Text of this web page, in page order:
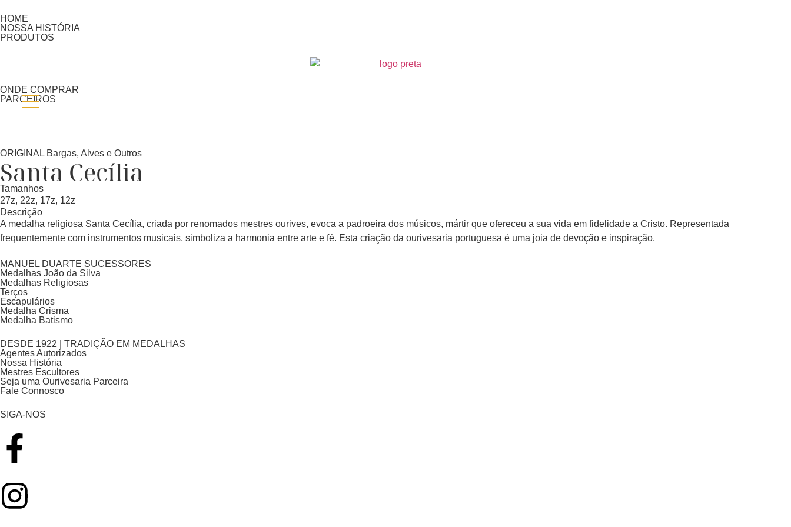
HOME
NOSSA HISTÓRIA​
PRODUTOS
ONDE COMPRAR
PARCEIROS
ORIGINAL Bargas, Alves e Outros
Santa Cecília
Tamanhos
27z, 22z, 17z, 12z
Descrição
A medalha religiosa Santa Cecília, criada por renomados mestres ourives, evoca a padroeira dos músicos, mártir que ofereceu a sua vida em fidelidade a Cristo. Representada
frequentemente com instrumentos musicais, simboliza a harmonia entre arte e fé. Esta criação da ourivesaria portuguesa é uma joia de devoção e inspiração.
MANUEL DUARTE SUCESSORES
Medalhas João da Silva
Medalhas Religiosas
Terços
Escapulários
Medalha Crisma
Medalha Batismo
DESDE 1922 | TRADIÇÃO EM MEDALHAS
Agentes Autorizados
Nossa História
Mestres Escultores
Seja uma Ourivesaria Parceira
Fale Connosco
SIGA-NOS